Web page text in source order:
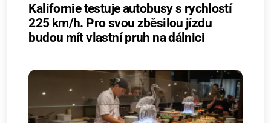
Kalifornie testuje autobusy s rychlostí
225 km/h. Pro svou zběsilou jízdu
budou mít vlastní pruh na dálnici